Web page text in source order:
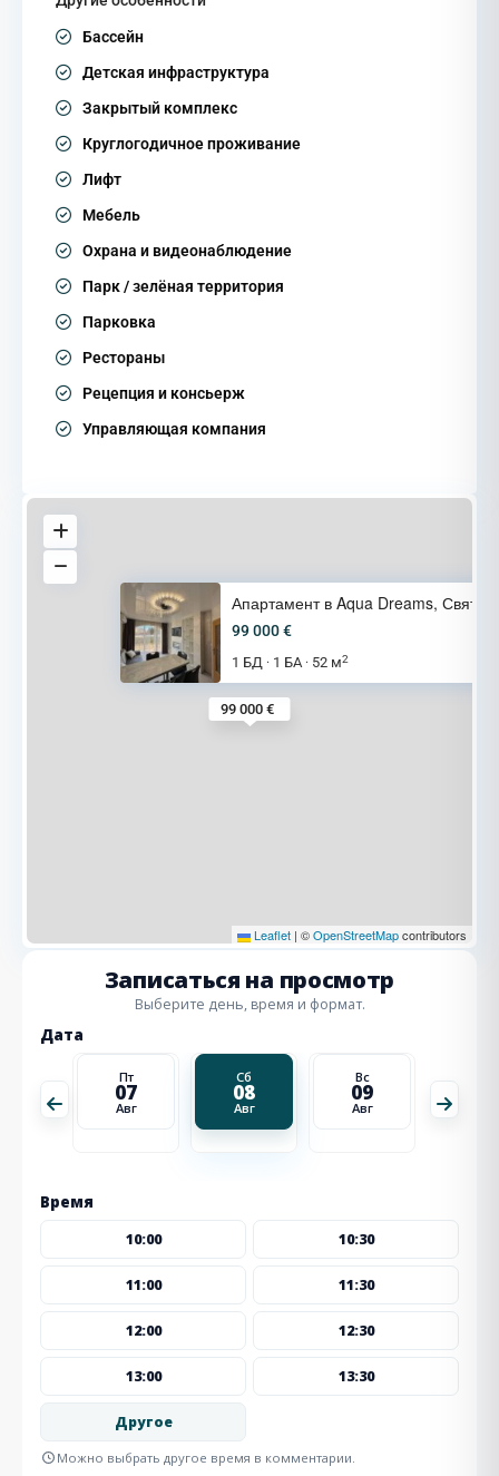
Бассейн
Детская инфраструктура
Закрытый комплекс
Круглогодичное проживание
Лифт
Мебель
Охрана и видеонаблюдение
Парк / зелёная территория
Парковка
Рестораны
Рецепция и консьерж
Управляющая компания
99 000 €
Апартамент в Aqua Dreams, Свят
99 000 €
1 БД · 1 БА · 52 м2
Leaflet | ©OpenStreetMapcontributors
Записаться на просмотр
Выберите день, время и формат.
Дата
Пт
07
Авг
Сб
08
Авг
Вс
09
Авг
Время
10:00 10:30
11:00 11:30
12:00 12:30
13:00 13:30
Другое
Можно выбрать другое время в комментарии.